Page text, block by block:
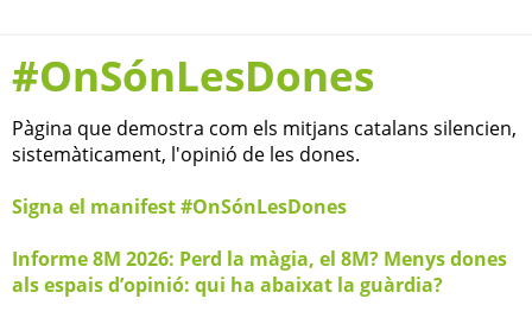
#OnSónLesDones
Pàgina que demostra com els mitjans catalans silencien,
sistemàticament, l'opinió de les dones.
Signa el manifest #OnSónLesDones
Informe 8M 2026: Perd la màgia, el 8M? Menys dones
als espais d’opinió: qui ha abaixat la guàrdia?